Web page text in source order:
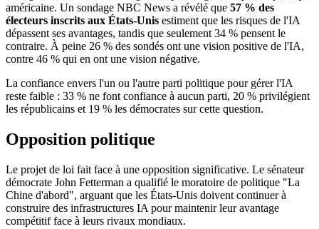
américaine. Un sondage NBC News a révélé que 57 % des
électeurs inscrits aux États-Unis estiment que les risques de l'IA
dépassent ses avantages, tandis que seulement 34 % pensent le
contraire. À peine 26 % des sondés ont une vision positive de l'IA,
contre 46 % qui en ont une vision négative.
La confiance envers l'un ou l'autre parti politique pour gérer l'IA
reste faible : 33 % ne font confiance à aucun parti, 20 % privilégient
les républicains et 19 % les démocrates sur cette question.
Opposition politique
Le projet de loi fait face à une opposition significative. Le sénateur
démocrate John Fetterman a qualifié le moratoire de politique "La
Chine d'abord", arguant que les États-Unis doivent continuer à
construire des infrastructures IA pour maintenir leur avantage
compétitif face à leurs rivaux mondiaux.